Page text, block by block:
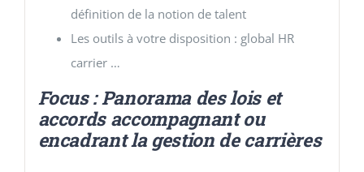
définition de la notion de talent
Les outils à votre disposition : global HR
carrier …
Focus : Panorama des lois et
accords accompagnant ou
encadrant la gestion de carrières